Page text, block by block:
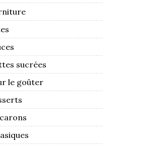
sucrées
le goûter